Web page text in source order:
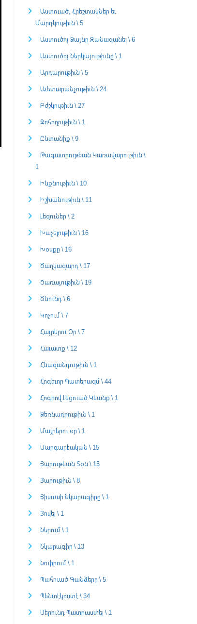
Աստուած, Հրեշտակներ եւ
Մարդկութիւն \ 5
Աստուծոյ Ձայնը Զանազանել \ 6
Աստուծոյ Ներկայութիւնը \ 1
Արդարութիւն \ 5
Աւետարանչութիւն \ 24
Բժշկութիւն \ 27
Զոհողութիւն \ 1
Ընտանիք \ 9
Թագաւորութեան Կառավարութիւն \
1
Ինքնութիւն \ 10
Իշխանութիւն \ 11
Լեզուներ \ 2
Խաչելութիւն \ 16
Խօսքը \ 16
Ծաղկազարդ \ 17
Ծառայութիւն \ 19
Ծնունդ \ 6
Կոչում \ 7
Հայրերու Օր \ 7
Հաւատք \ 12
Հնազանդութիւն \ 1
Հոգեւոր Պատերազմ \ 44
Հոգիով Լեցուած Կեանք \ 1
Ձեռնադրութիւն \ 1
Մայրերու օր \ 1
Մարգարէական \ 15
Յարութեան Տօն \ 15
Յարութիւն \ 8
Յիսուսի Նկարագիրը \ 1
Յովել \ 1
Ներում \ 1
Նկարագիր \ 13
Նուիրում \ 1
Պահուած Գանձերը \ 5
Պենտէկոստէ \ 34
Սերունդ Պատրաստել \ 1